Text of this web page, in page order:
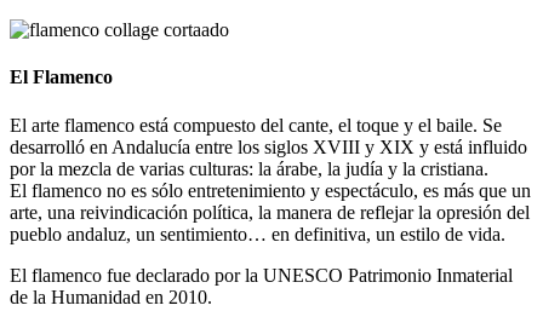
El Flamenco
El arte flamenco está compuesto del cante, el toque y el baile. Se
desarrolló en Andalucía entre los siglos XVIII y XIX y está influido
por la mezcla de varias culturas: la árabe, la judía y la cristiana.
El flamenco no es sólo entretenimiento y espectáculo, es más que un
arte, una reivindicación política, la manera de reflejar la opresión del
pueblo andaluz, un sentimiento… en definitiva, un estilo de vida.
El flamenco fue declarado por la UNESCO Patrimonio Inmaterial
de la Humanidad en 2010.